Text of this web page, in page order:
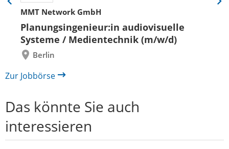
MMT Network GmbH
Planungsingenieur:in audiovisuelle
Systeme / Medientechnik (m/w/d)
Berlin
Eine
Folie
zurück
Eine
Zur Jobbörse
Das könnte Sie auch
interessieren